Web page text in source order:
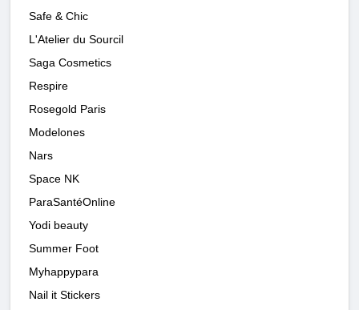
Safe & Chic
L'Atelier du Sourcil
Saga Cosmetics
Respire
Rosegold Paris
Modelones
Nars
Space NK
ParaSantéOnline
Yodi beauty
Summer Foot
Myhappypara
Nail it Stickers